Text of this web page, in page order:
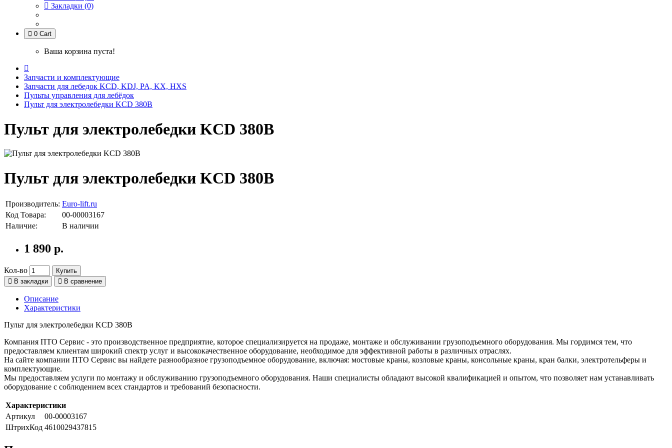
Закладки (0)
0 Cart
Ваша корзина пуста!
Запчасти и комплектующие
Запчасти для лебедок KCD, KDJ, PA, KX, HXS
Пульты управления для лебёдок
Пульт для электролебедки KCD 380В
Пульт для электролебедки KCD 380В
Пульт для электролебедки KCD 380В
Производитель: Euro-lift.ru
Код Товара:
00-00003167
Наличие:
В наличии
1 890 р.
Кол-во
Купить
В закладки
В сравнение
Описание
Характеристики
Пульт для электролебедки KCD 380В
Компания ПТО Сервис - это производственное предприятие, которое специализируется на продаже, монтаже и обслуживании грузоподъемного оборудования. Мы гордимся тем, что
предоставляем клиентам широкий спектр услуг и высококачественное оборудование, необходимое для эффективной работы в различных отраслях.
На сайте компании ПТО Сервис вы найдете разнообразное грузоподъемное оборудование, включая: мостовые краны, козловые краны, консольные краны, кран балки, электротельферы и
комплектующие.
Мы предоставляем услуги по монтажу и обслуживанию грузоподъемного оборудования. Наши специалисты обладают высокой квалификацией и опытом, что позволяет нам устанавливать
оборудование с соблюдением всех стандартов и требований безопасности.
Характеристики
Артикул
00-00003167
ШтрихКод 4610029437815